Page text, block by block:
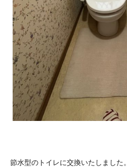
節水型のトイレに交換いたしました。